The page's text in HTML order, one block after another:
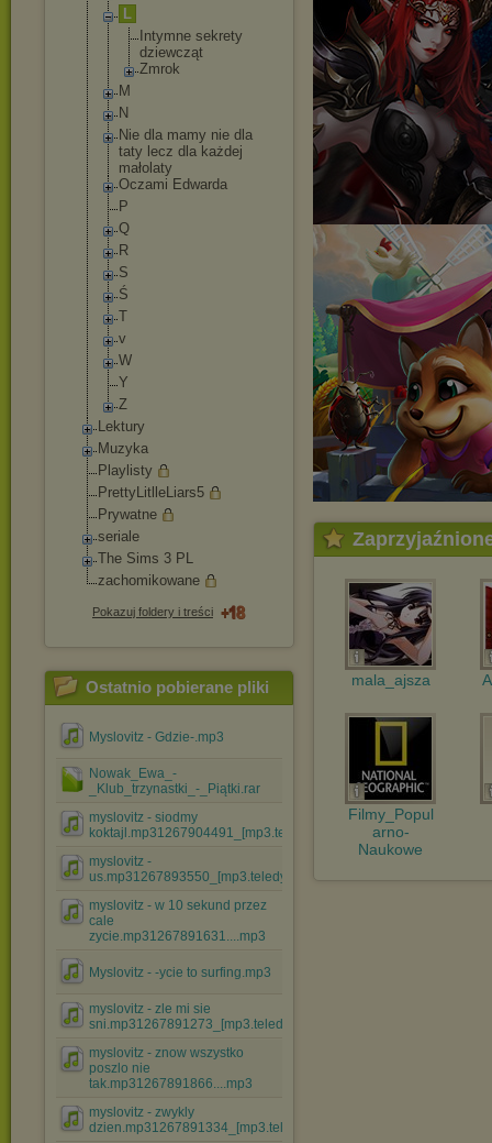
L
Intymne sekrety
dziewcząt
Zmrok
M
N
Nie dla mamy nie dla
taty lecz dla każdej
małolaty
Oczami Edwarda
P
Q
R
S
Ś
T
v
W
Y
Z
Lektury
Muzyka
Playlisty
PrettyLitlleLiars5
Prywatne
seriale
The Sims 3 PL
zachomikowane
Pokazuj foldery i treści
Ostatnio pobierane pliki
Myslovitz - Gdzie-.mp3
Nowak_Ewa_-
_Klub_trzynastki_-_Piątki.rar
myslovitz - siodmy
koktajl.mp31267904491_[mp3.teledysk....mp3
myslovitz -
us.mp31267893550_[mp3.teledyski.info].mp3
myslovitz - w 10 sekund przez
cale
zycie.mp31267891631....mp3
Myslovitz - -ycie to surfing.mp3
myslovitz - zle mi sie
sni.mp31267891273_[mp3.teledysk....mp3
myslovitz - znow wszystko
poszlo nie
tak.mp31267891866....mp3
myslovitz - zwykly
dzien.mp31267891334_[mp3.teledyski.....mp3
mala_ajsza
Filmy_Popul
arno-
Naukowe